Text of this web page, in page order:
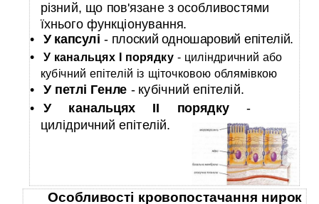
різний, що пов'язане з особливостями
їхнього функціонування.
• У капсулі - плоский одношаровий епітелій.
• У канальцях I порядку - циліндричний або
кубічний епітелій із щіточковою облямівкою
• У петлі Генле - кубічний епітелій.
• У канальцях II порядку-
цилідричний епітелій.
Особливості кровопостачання нирок